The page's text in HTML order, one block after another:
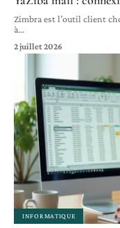
Zimbra est l’outil client
à…
2 juillet 2026
INFORMATIQUE